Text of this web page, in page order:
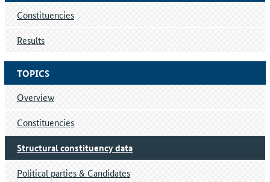
TOPICS
Overview
Constituencies
Structural constituency data
Political parties & Candidates
Constituencies
Results